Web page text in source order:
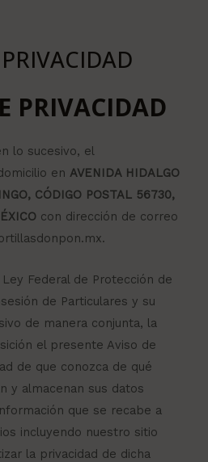
PRIVACIDAD
lo sucesivo, el
en AVENIDA HIDALGO
CÓDIGO POSTAL 56730,
con dirección de correo
Federal de Protección de
de Particulares y su
de manera conjunta, la
el presente Aviso de
de que conozca de qué
y almacenan sus datos
que se recabe a
incluyendo nuestro sitio
la privacidad de dicha